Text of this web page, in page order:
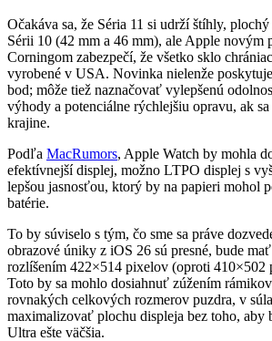
Očakáva sa, že Séria 11 si udrží štíhly,
Sérii 10 (42 mm a 46 mm), ale Apple novým
Corningom zabezpečí, že všetko sklo
vyrobené v USA. Novinka nielenže
bod; môže tiež naznačovať vylepšenú
výhody a potenciálne rýchlejšiu opravu, ak
krajine.
Podľa MacRumors, Apple Watch by mohla
efektívnejší displej, možno LTPO displej s
lepšou jasnosťou, ktorý by na papieri mohol
batérie.
To by súviselo s tým, čo sme sa práve
obrazové úniky z iOS 26 sú presné, bude
rozlíšením 422×514 pixelov (oproti 410×502
Toto by sa mohlo dosiahnuť zúžením
rovnakých celkových rozmerov puzdra, v
maximalizovať plochu displeja bez toho, aby
Ultra ešte väčšia.